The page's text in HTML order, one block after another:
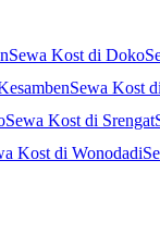
Sewa Kost di Doko
Sewa Kost
Sewa Kost di Srengat
Kost di Wonodadi